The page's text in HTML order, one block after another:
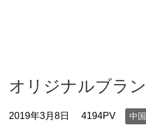
オリジナルブラ
2019年3月8日 4194PV 中